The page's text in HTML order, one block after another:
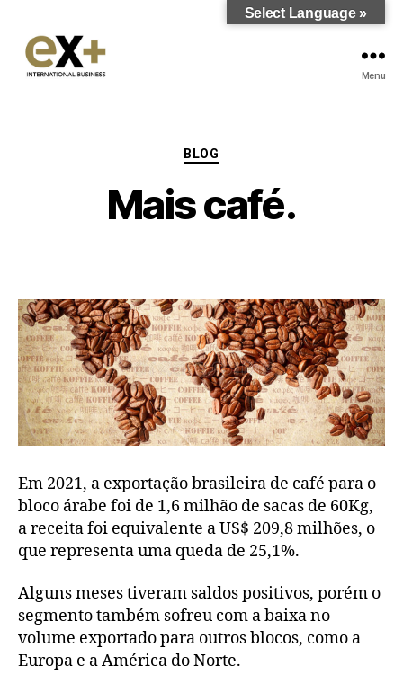
Menu
BLOG
Mais café.
Em 2021, a exportação brasileira de café para o
bloco árabe foi de 1,6 milhão de sacas de 60Kg,
a receita foi equivalente a US$ 209,8 milhões, o
que representa uma queda de 25,1%.
Alguns meses tiveram saldos positivos, porém o
segmento também sofreu com a baixa no
volume exportado para outros blocos, como a
Europa e a América do Norte.
Select Language »